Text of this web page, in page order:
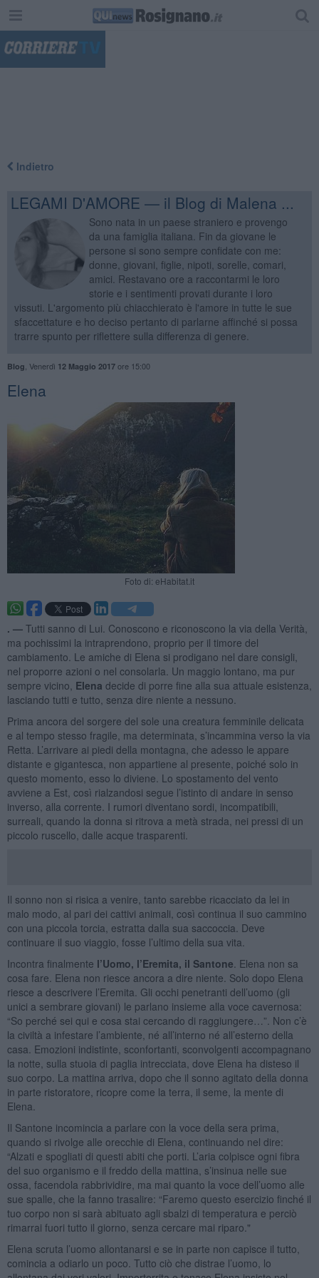
Indietro
LEGAMI D'AMORE — il Blog di Malena ...
Sono nata in un paese straniero e provengo
da una famiglia italiana. Fin da giovane le
persone si sono sempre confidate con me:
donne, giovani, figlie, nipoti, sorelle, comari,
amici. Restavano ore a raccontarmi le loro
storie e i sentimenti provati durante i loro
vissuti. L'argomento più chiacchierato è l'amore in tutte le sue
sfaccettature e ho deciso pertanto di parlarne affinché si possa
trarre spunto per riflettere sulla differenza di genere.
Blog Venerdì 12 Maggio 2017ore 15:00
Elena
Foto di: eHabitat.it
. — Tutti sanno di Lui. Conoscono e riconoscono la via della Verità,
ma pochissimi la intraprendono, proprio per il timore del
cambiamento. Le amiche di Elena si prodigano nel dare consigli,
nel proporre azioni o nel consolarla. Un maggio lontano, ma pur
sempre vicino, Elena decide di porre fine alla sua attuale esistenza,
lasciando tutti e tutto, senza dire niente a nessuno.
Prima ancora del sorgere del sole una creatura femminile delicata
e al tempo stesso fragile, ma determinata, s’incammina verso la via
Retta. L’arrivare ai piedi della montagna, che adesso le appare
distante e gigantesca, non appartiene al presente, poiché solo in
questo momento, esso lo diviene. Lo spostamento del vento
avviene a Est, così rialzandosi segue l’istinto di andare in senso
inverso, alla corrente. I rumori diventano sordi, incompatibili,
surreali, quando la donna si ritrova a metà strada, nei pressi di un
piccolo ruscello, dalle acque trasparenti.
Il sonno non si risica a venire, tanto sarebbe ricacciato da lei in
malo modo, al pari dei cattivi animali, così continua il suo cammino
con una piccola torcia, estratta dalla sua saccoccia. Deve
continuare il suo viaggio, fosse l’ultimo della sua vita.
Incontra finalmente l’Uomo, l’Eremita, il Santone . Elena non sa
cosa fare. Elena non riesce ancora a dire niente. Solo dopo Elena
riesce a descrivere l’Eremita. Gli occhi penetranti dell’uomo (gli
unici a sembrare giovani) le parlano insieme alla voce cavernosa:
“So perché sei qui e cosa stai cercando di raggiungere…”. Non c’è
la civiltà a infestare l’ambiente, né all’interno né all’esterno della
casa. Emozioni indistinte, sconfortanti, sconvolgenti accompagnano
la notte, sulla stuoia di paglia intrecciata, dove Elena ha disteso il
suo corpo. La mattina arriva, dopo che il sonno agitato della donna
in parte ristoratore, ricopre come la terra, il seme, la mente di
Elena.
Il Santone incomincia a parlare con la voce della sera prima,
quando si rivolge alle orecchie di Elena, continuando nel dire:
“Alzati e spogliati di questi abiti che porti. L’aria colpisce ogni fibra
del suo organismo e il freddo della mattina, s’insinua nelle sue
ossa, facendola rabbrividire, ma mai quanto la voce dell’uomo alle
sue spalle, che la fanno trasalire: “Faremo questo esercizio finché il
tuo corpo non si sarà abituato agli sbalzi di temperatura e perciò
rimarrai fuori tutto il giorno, senza cercare mai riparo."
Elena scruta l’uomo allontanarsi e se in parte non capisce il tutto,
comincia a odiarlo un poco. Tutto ciò che distrae l’uomo, lo